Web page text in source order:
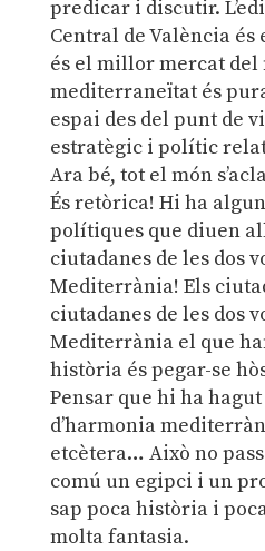
predicar i discutir.
Central de València
és el millor mercat del
mediterraneïtat és
espai des del punt de
estratègic i polític
Ara bé, tot el món
És retòrica! Hi ha
polítiques que diuen
ciutadanes de les dos
Mediterrània! Els
ciutadanes de les dos
Mediterrània el que
història és pegar-se
Pensar que hi ha
d’harmonia
etcètera… Això no
comú un egipci i un
sap poca història i
molta fantasia.